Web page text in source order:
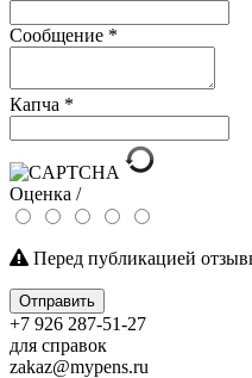
Сообщение *
Капча *
Оценка /
Перед публикацией
Отправить
+7 926 287-51-27
для справок
zakaz@mypens.ru